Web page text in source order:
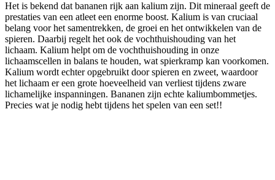
Het is bekend dat bananen rijk aan kalium zijn. Dit mineraal geeft de
prestaties van een atleet een enorme boost. Kalium is van cruciaal
belang voor het samentrekken, de groei en het ontwikkelen van de
spieren. Daarbij regelt het ook de vochthuishouding van het
lichaam. Kalium helpt om de vochthuishouding in onze
lichaamscellen in balans te houden, wat spierkramp kan voorkomen.
Kalium wordt echter opgebruikt door spieren en zweet, waardoor
het lichaam er een grote hoeveelheid van verliest tijdens zware
lichamelijke inspanningen. Bananen zijn echte kaliumbommetjes.
Precies wat je nodig hebt tijdens het spelen van een set!!